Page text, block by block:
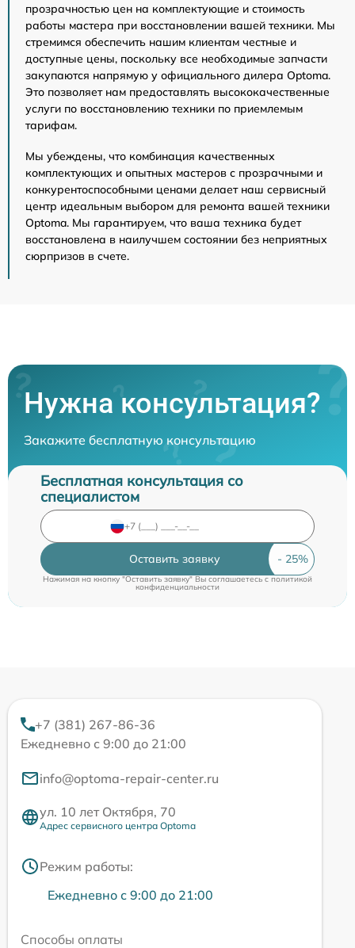
прозрачностью цен на комплектующие и стоимость
работы мастера при восстановлении вашей техники. Мы
стремимся обеспечить нашим клиентам честные и
доступные цены, поскольку все необходимые запчасти
закупаются напрямую у официального дилера Optoma.
Это позволяет нам предоставлять высококачественные
услуги по восстановлению техники по приемлемым
тарифам.
Мы убеждены, что комбинация качественных
комплектующих и опытных мастеров с прозрачными и
конкурентоспособными ценами делает наш сервисный
центр идеальным выбором для ремонта вашей техники
Optoma. Мы гарантируем, что ваша техника будет
восстановлена в наилучшем состоянии без неприятных
сюрпризов в счете.
Нужна консультация?
Закажите бесплатную консультацию
Бесплатная консультация со
специалистом
Оставить заявку
Нажимая на кнопку "Оставить заявку" Вы соглашаетесь cполитикой
конфиденциальности
+7 (381) 267-86-36
Ежедневно с 9:00 до 21:00
info@optoma-repair-center.ru
ул. 10 лет Октября, 70
Адрес сервисного центра Optoma
Режим работы:
Ежедневно с 9:00 до 21:00
Способы оплаты